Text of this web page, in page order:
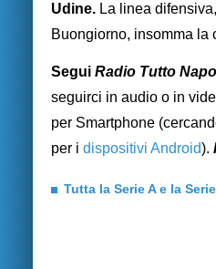
Udine. La linea
Buongiorno, insomma la
Segui Radio Tutto
seguirci in audio o in
per Smartphone
per i dispositivi Android).
Tutta la Serie A e la